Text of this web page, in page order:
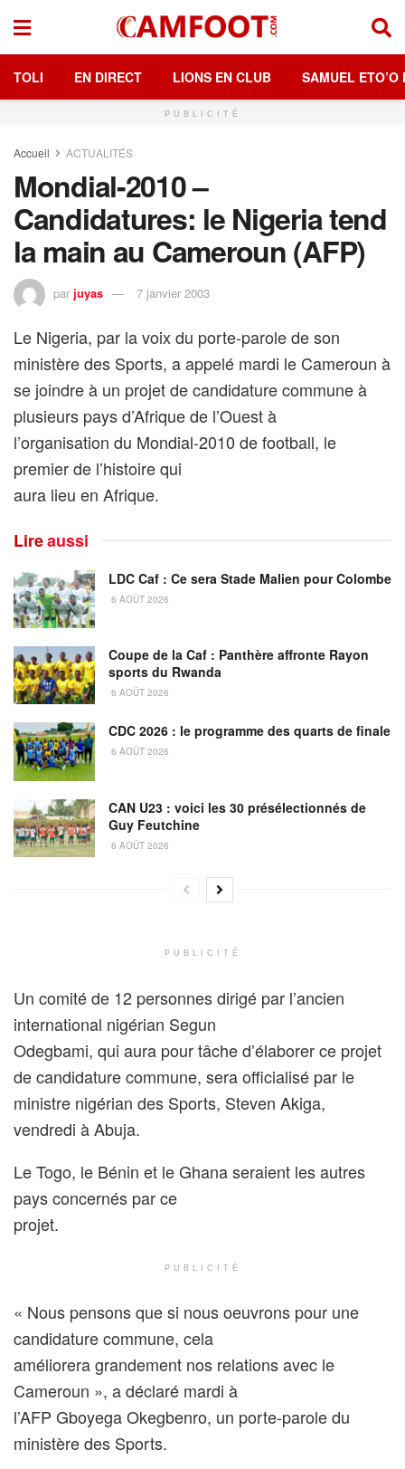
TOLI EN DIRECT LIONS EN CLUB SAMUEL ETO’O
PUBLICITÉ
Accueil ACTUALITÉS
Mondial-2010 –
Candidatures: le Nigeria tend
la main au Cameroun (AFP)
par juyas 7 janvier 2003
Le Nigeria, par la voix du porte-parole de son
ministère des Sports, a appelé mardi le Cameroun à
se joindre à un projet de candidature commune à
plusieurs pays d’Afrique de l’Ouest à
l’organisation du Mondial-2010 de football, le
premier de l’histoire qui
aura lieu en Afrique.
Lireaussi
LDC Caf : Ce sera Stade Malien pour Colombe
6 AOÛT 2026
Coupe de la Caf : Panthère affronte Rayon
sports du Rwanda
6 AOÛT 2026
CDC 2026 : le programme des quarts de finale
6 AOÛT 2026
CAN U23 : voici les 30 présélectionnés de
Guy Feutchine
6 AOÛT 2026
PUBLICITÉ
Un comité de 12 personnes dirigé par l’ancien
international nigérian Segun
Odegbami, qui aura pour tâche d’élaborer ce projet
de candidature commune, sera officialisé par le
ministre nigérian des Sports, Steven Akiga,
vendredi à Abuja.
Le Togo, le Bénin et le Ghana seraient les autres
pays concernés par ce
projet.
PUBLICITÉ
« Nous pensons que si nous oeuvrons pour une
candidature commune, cela
améliorera grandement nos relations avec le
Cameroun », a déclaré mardi à
l’AFP Gboyega Okegbenro, un porte-parole du
ministère des Sports.